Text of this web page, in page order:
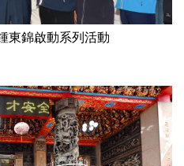
東錦啟動系列活動